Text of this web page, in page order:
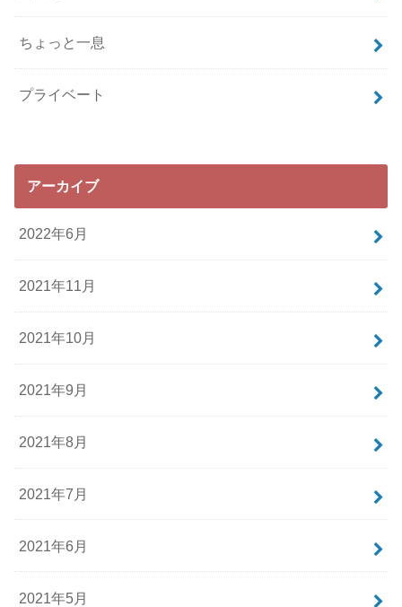
ちょっと一息
プライベート
アーカイブ
2022年6月
2021年11月
2021年10月
2021年9月
2021年8月
2021年7月
2021年6月
2021年5月